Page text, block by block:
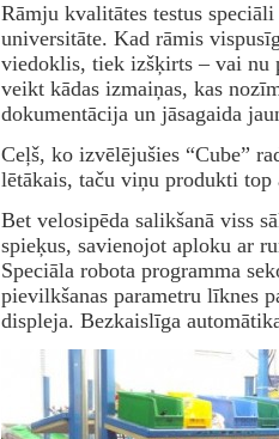
Rāmju kvalitātes testus
universitāte. Kad rāmis
viedoklis, tiek izšķirts – vai nu
veikt kādas izmaiņas, kas
dokumentācija un jāsagaida
Ceļš, ko izvēlējušies “Cube”
lētākais, taču viņu produkti
Bet velosipēda salikšanā viss
spieķus, savienojot aploku ar
Speciāla robota programma
pievilkšanas parametru līknes
displeja. Bezkaislīga